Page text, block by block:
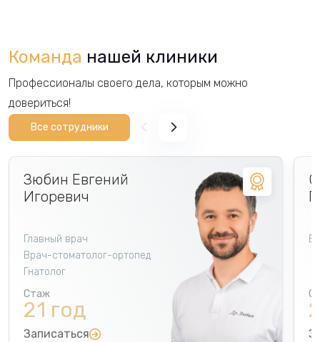
Команда нашей клиники
Профессионалы своего дела, которым можно
довериться!
Все сотрудники
Зюбин Евгений
Игоревич
Главный врач
Врач-стоматолог-ортопед
Гнатолог
21 год
Записаться